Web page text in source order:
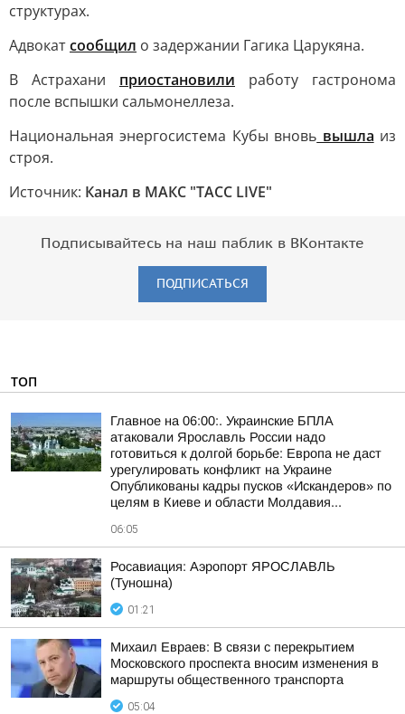
структурах.
Адвокатсообщил о задержании Гагика Царукяна.
В Астрахани приостановили работу гастронома
после вспышки сальмонеллеза.
Национальная энергосистема Кубы вновь вышла из
строя.
Источник: Канал в МАКС "ТАСС LIVE"
Подписывайтесь на наш паблик в ВКонтакте
ПОДПИСАТЬСЯ
ТОП
Главное на 06:00:. Украинские БПЛА
атаковали Ярославль России надо
готовиться к долгой борьбе: Европа не даст
урегулировать конфликт на Украине
Опубликованы кадры пусков «Искандеров» по
целям в Киеве и области Молдавия...
06:05
Росавиация: Аэропорт ЯРОСЛАВЛЬ
(Туношна)
01:21
Михаил Евраев: В связи с перекрытием
Московского проспекта вносим изменения в
маршруты общественного транспорта
05:04